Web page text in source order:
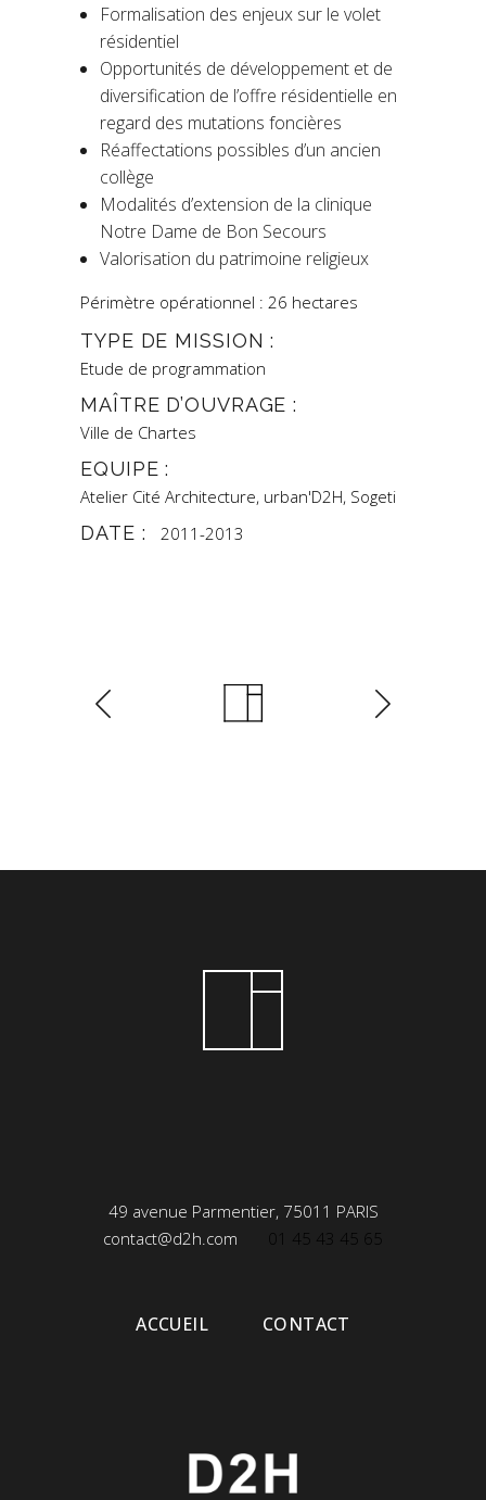
Formalisation des enjeux sur le volet
résidentiel
Opportunités de développement et de
diversification de l’offre résidentielle en
regard des mutations foncières
Réaffectations possibles d’un ancien
collège
Modalités d’extension de la clinique
Notre Dame de Bon Secours
Valorisation du patrimoine religieux
Périmètre opérationnel : 26 hectares
TYPE DE MISSION :
Etude de programmation
MAÎTRE D’OUVRAGE :
Ville de Chartes
EQUIPE :
Atelier Cité Architecture, urban'D2H, Sogeti
DATE : 2011-2013
49 avenue Parmentier, 75011 PARIS
contact@d2h.com 01 45 43 45 65
ACCUEIL CONTACT